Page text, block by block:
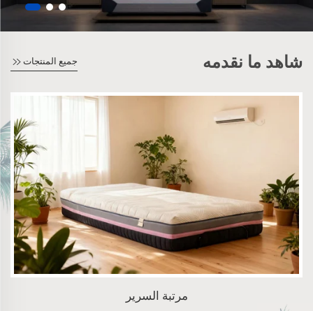
شاهد ما نقدمه جميع المنتجات
مرتبة السرير